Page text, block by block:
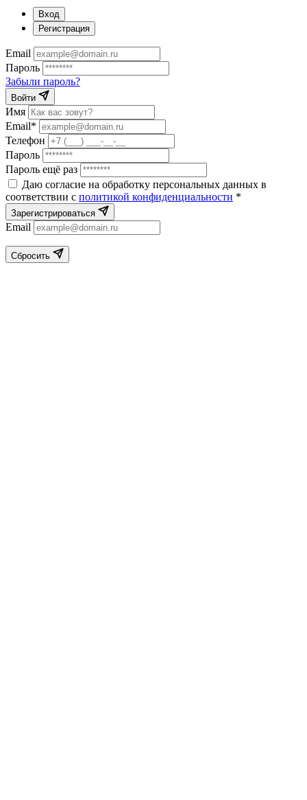
Вход
Регистрация
Email
Пароль
Забыли пароль?
Войти
Имя
Email*
Телефон
Пароль
Пароль ещё раз
Даю согласие на обработку персональных данных в
соответствии с политикой конфиденциальности *
Зарегистрироваться
Email
Сбросить